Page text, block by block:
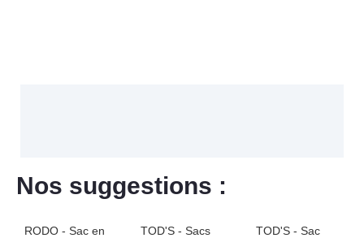
Nos suggestions :
RODO - Sac en
TOD'S - Sacs
TOD'S - Sac